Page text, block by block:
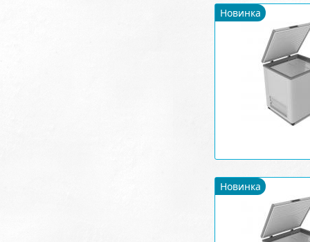
Новинка
Новинка